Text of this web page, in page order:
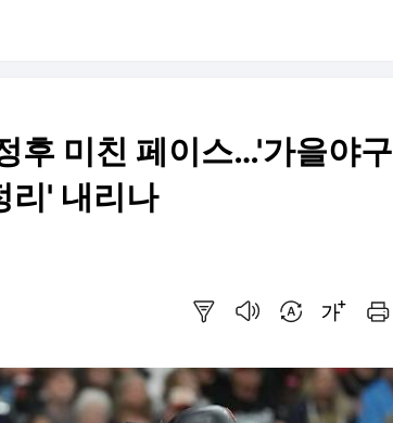
후 미친 페이스…'가을야구
리' 내리나